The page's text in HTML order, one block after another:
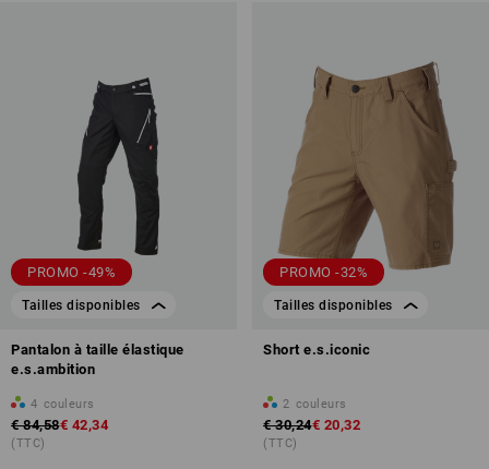
PROMO -49%
Tailles disponibles
Pantalon à taille élastique
e.s.ambition
4 couleurs
€ 84,58€ 42,34
(TTC)
PROMO -32%
Tailles disponibles
Short e.s.iconic
2 couleurs
€ 30,24€ 20,32
(TTC)